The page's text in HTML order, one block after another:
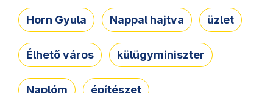
Horn Gyula Nappal hajtva üzlet
Élhető város külügyminiszter
Naplóm építészet